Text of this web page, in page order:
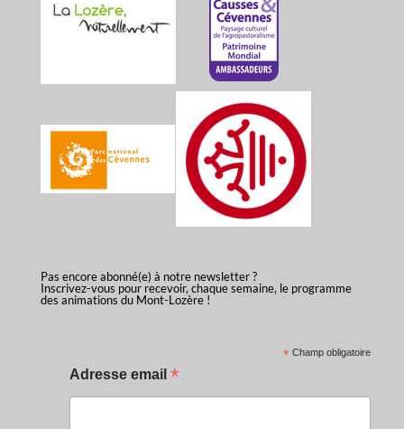
Pas encore abonné(e) à notre newsletter ?
Inscrivez-vous pour recevoir, chaque semaine, le programme
des animations du Mont-Lozère !
*Champ obligatoire
Adresse email *